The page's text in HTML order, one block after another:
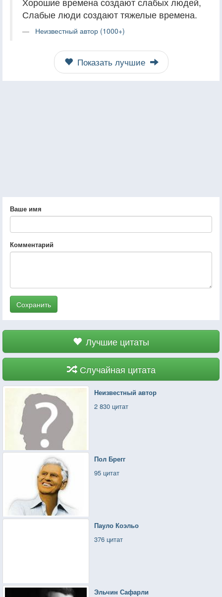
Слабые люди создают тяжелые времена.
Неизвестный автор (1000+)
Показать лучшие
Ваше имя
Комментарий
Сохранить
Лучшие цитаты
Случайная цитата
Неизвестный автор
2 830 цитат
Пол Брегг
95 цитат
Пауло Коэльо
376 цитат
Эльчин Сафарли